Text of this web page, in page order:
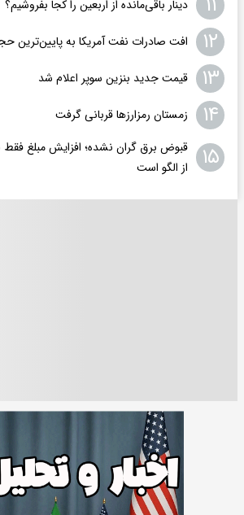
دینار باقی‌مانده از اربعین را کجا بفروشیم؟
۱۲ افت صادرات نفت آمریکا به پایین‌ترین حجم در ۸
۱۳ قیمت جدید بنزین سوپر اعلام شد
۱۴ زمستان رمزارزها قربانی گرفت
۱۵
قبوض برق گران نشده؛ افزایش مبلغ
از الگو است